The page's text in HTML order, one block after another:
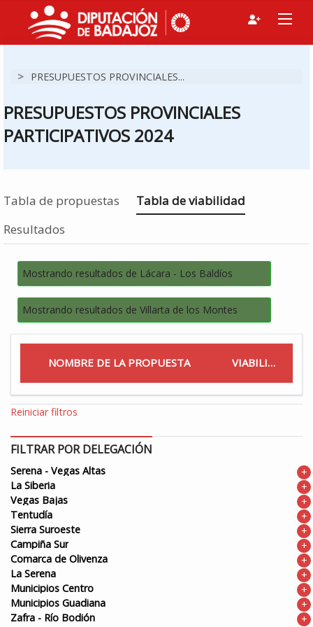
> PRESUPUESTOS PROVINCIALES...
PRESUPUESTOS PROVINCIALES
PARTICIPATIVOS 2024
Tabla de propuestas Estás en
Tabla de viabilidad
Resultados
Mostrando resultados de Lácara - Los Baldíos
Mostrando resultados de Villarta de los Montes
NOMBRE DE LA PROPUESTA VIABILIDAD
Reiniciar filtros
FILTRAR POR DELEGACIÓN